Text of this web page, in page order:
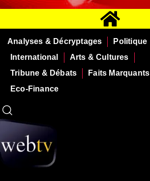
Analyses & Décryptages
Politique
International
Arts & Cultures
Tribune & Débats
Faits Marquants
Eco-Finance